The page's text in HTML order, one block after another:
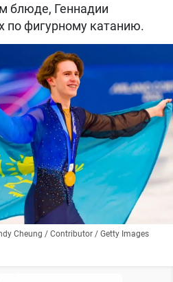
блюде, Геннадии
по фигурному катанию.
Cheung / Contributor / Getty Images